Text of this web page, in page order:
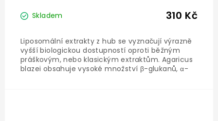
Skladem 310 Kč
Liposomální extrakty z hub se vyznačují výrazně
vyšší biologickou dostupností oproti běžným
práškovým, nebo klasickým extraktům. Agaricus
blazei obsahuje vysoké množství β-glukanů, α-